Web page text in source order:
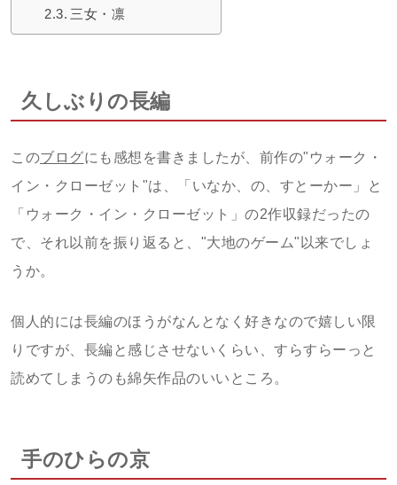
三女・凛
久しぶりの長編
このブログにも感想を書きましたが、前作の"ウォーク・
イン・クローゼット"は、「いなか、の、すとーかー」と
「ウォーク・イン・クローゼット」の2作収録だったの
で、それ以前を振り返ると、"大地のゲーム"以来でしょ
うか。
個人的には長編のほうがなんとなく好きなので嬉しい限
りですが、長編と感じさせないくらい、すらすらーっと
読めてしまうのも綿矢作品のいいところ。
手のひらの京